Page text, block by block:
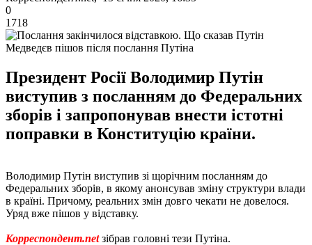
0
1718
Медведєв пішов після послання Путіна
Президент Росії Володимир Путін
виступив з посланням до Федеральних
зборів і запропонував внести істотні
поправки в Конституцію країни.
Володимир Путін виступив зі щорічним посланням до
Федеральних зборів, в якому анонсував зміну структури влади
в країні. Причому, реальних змін довго чекати не довелося.
Уряд вже пішов у відставку.
Корреспондент.netзібрав головні тези Путіна.